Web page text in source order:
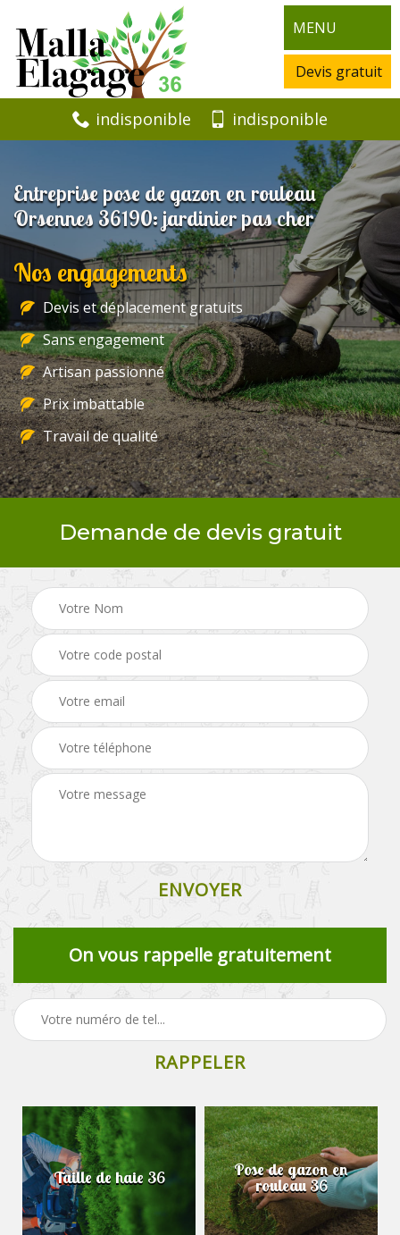
MENU
Devis gratuit
indisponible indisponible
Entreprise pose de gazon en rouleau
Orsennes 36190: jardinier pas cher
Nos engagements
Devis et déplacement gratuits
Sans engagement
Artisan passionné
Prix imbattable
Travail de qualité
Demande de devis gratuit
On vous rappelle gratuitement
Taille de haie 36 Pose de gazon en
rouleau 36